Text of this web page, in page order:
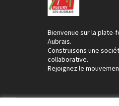
Bienvenue sur la
Aubrais.
Construisons une
collaborative.
Rejoignez le